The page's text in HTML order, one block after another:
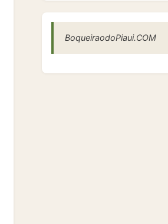
BoqueiraodoPiaui.COM